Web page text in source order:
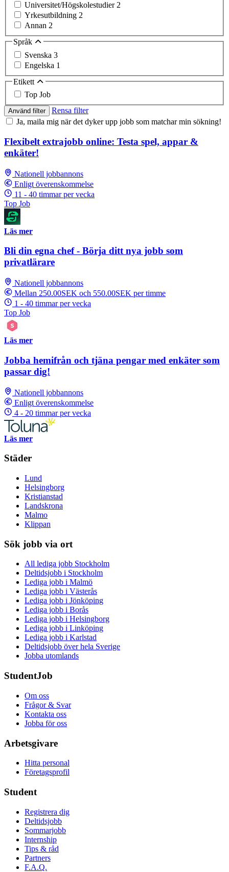
Universitet/Högskolestudier 2
Yrkesutbildning 2
Annan 2
Språk
Svenska 3
Engelska 1
Etikett
Top Job
Använd filter
Rensa filter
Ja, maila mig när det dyker upp jobb som matchar min sökning!
Flexibelt extrajobb online: Testa spel, appar &
enkäter!
Nationell jobbannons
Enligt överenskommelse
11 - 40 timmar per vecka
Top Job
Läs mer
Bli din egna chef - Börja ditt nya jobb som
privatlärare
Nationell jobbannons
Mellan 250.00SEK och 550.00SEK per timme
1 - 40 timmar per vecka
Top Job
Läs mer
Jobba hemifrån och tjäna pengar med enkäter som
passar dig!
Nationell jobbannons
Enligt överenskommelse
4 - 20 timmar per vecka
Läs mer
Städer
Lund
Helsingborg
Kristianstad
Landskrona
Malmo
Klippan
Sök jobb via ort
All lediga jobb Stockholm
Deltidsjobb i Stockholm
Lediga jobb i Malmö
Lediga jobb i Västerås
Lediga jobb i Jönköping
Lediga jobb i Borås
Lediga jobb i Helsingborg
Lediga jobb i Linköping
Lediga jobb i Karlstad
Deltidsjobb över hela Sverige
Jobba utomlands
StudentJob
Om oss
Frågor & Svar
Kontakta oss
Jobba för oss
Arbetsgivare
Hitta personal
Företagsprofil
Student
Registrera dig
Deltidsjobb
Sommarjobb
Internship
Tips & råd
Partners
F.A.Q.